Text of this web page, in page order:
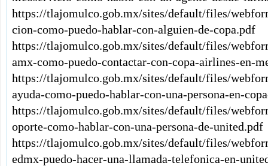
https://tlajomulco.gob.mx/sites/default/files/
cion-como-puedo-hablar-con-alguien-de-copa.pdf
https://tlajomulco.gob.mx/sites/default/files/
amx-como-puedo-contactar-con-copa-airlines-en-
https://tlajomulco.gob.mx/sites/default/files/
ayuda-como-puedo-hablar-con-una-persona-en-
https://tlajomulco.gob.mx/sites/default/files/
oporte-como-hablar-con-una-persona-de-united.pdf
https://tlajomulco.gob.mx/sites/default/files/
edmx-puedo-hacer-una-llamada-telefonica-en-